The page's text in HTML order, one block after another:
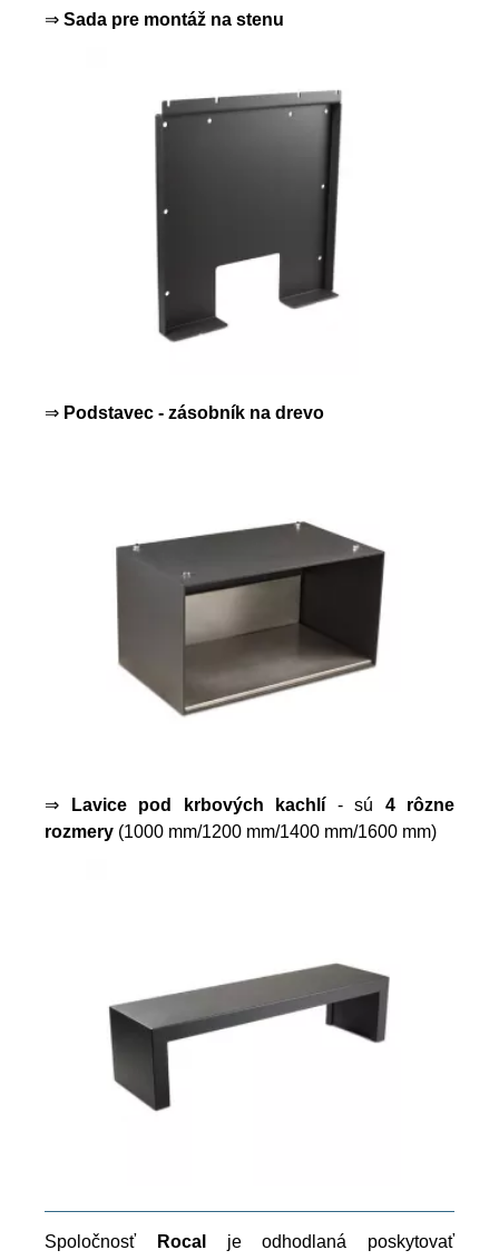
⇒ Sada pre montáž na stenu
⇒ Podstavec - zásobník na drevo
⇒ Lavice pod krbových kachlí - sú 4 rôzne
rozmery (1000 mm/1200 mm/1400 mm/1600 mm)
Spoločnosť Rocal
je odhodlaná poskytovať